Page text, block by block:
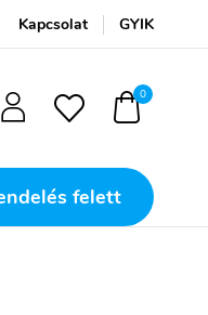
Kapcsolat GYIK
0
felett